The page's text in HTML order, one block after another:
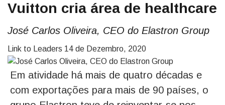
Vuitton cria área de healthcare
José Carlos Oliveira, CEO do Elastron Group
Link to Leaders 14 de Dezembro, 2020
Em atividade há mais de quatro décadas e
com exportações para mais de 90 países, o